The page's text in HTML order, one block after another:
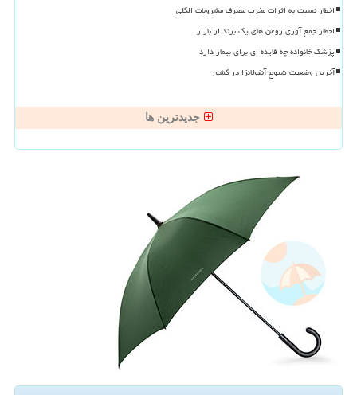
اخطار نسبت به اثرات مخرب مصرف مشروبات الکلی
اخطار جمع آوری روغن های یک برند از بازار
پزشک خانواده چه فایده ای برای بیمار دارد
آخرین وضعیت شیوع آنفولانزا در کشور
جدیدترین ها